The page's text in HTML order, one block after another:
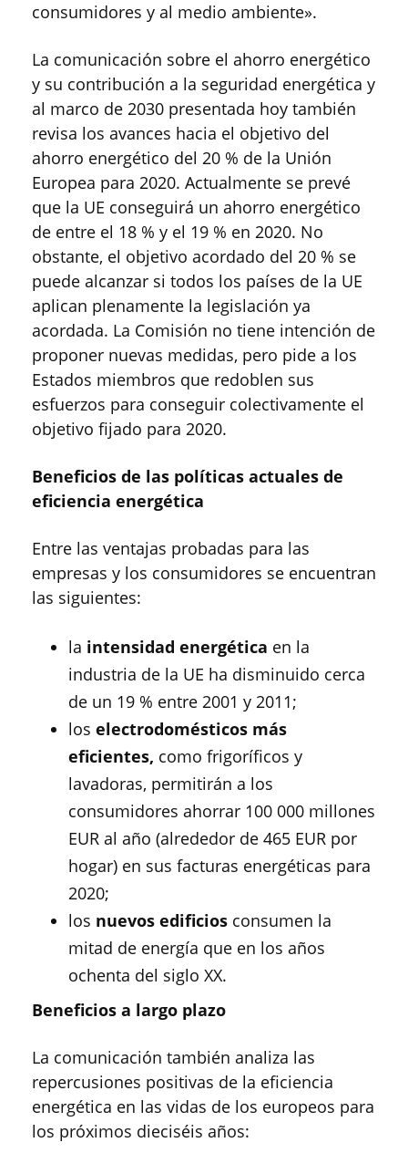
consumidores y al medio ambiente».
La comunicación sobre el ahorro energético
y su contribución a la seguridad energética y
al marco de 2030 presentada hoy también
revisa los avances hacia el objetivo del
ahorro energético del 20 % de la Unión
Europea para 2020. Actualmente se prevé
que la UE conseguirá un ahorro energético
de entre el 18 % y el 19 % en 2020. No
obstante, el objetivo acordado del 20 % se
puede alcanzar si todos los países de la UE
aplican plenamente la legislación ya
acordada. La Comisión no tiene intención de
proponer nuevas medidas, pero pide a los
Estados miembros que redoblen sus
esfuerzos para conseguir colectivamente el
objetivo fijado para 2020.
Beneficios de las políticas actuales de
eficiencia energética
Entre las ventajas probadas para las
empresas y los consumidores se encuentran
las siguientes:
la intensidad energética en la
industria de la UE ha disminuido cerca
de un 19 % entre 2001 y 2011;
los electrodomésticos más
eficientes, como frigoríficos y
lavadoras, permitirán a los
consumidores ahorrar 100 000 millones
EUR al año (alrededor de 465 EUR por
hogar) en sus facturas energéticas para
2020;
los nuevos edificios consumen la
mitad de energía que en los años
ochenta del siglo XX.
Beneficios a largo plazo
La comunicación también analiza las
repercusiones positivas de la eficiencia
energética en las vidas de los europeos para
los próximos dieciséis años: